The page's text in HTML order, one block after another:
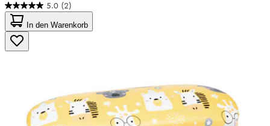
5.0 (2)
5.0
von
5
Sternen.
2
In den Warenkorb